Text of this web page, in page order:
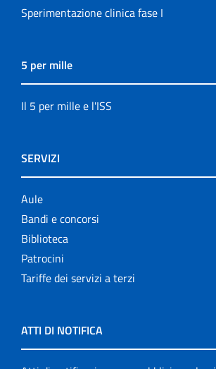
Sperimentazione clinica fase I
5 per mille
Il 5 per mille e l'ISS
SERVIZI
Aule
Bandi e concorsi
Biblioteca
Patrocini
Tariffe dei servizi a terzi
ATTI DI NOTIFICA